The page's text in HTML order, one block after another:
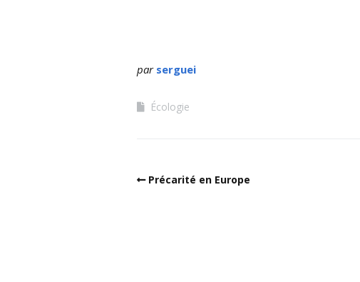
par serguei
Écologie
Précarité en Europe